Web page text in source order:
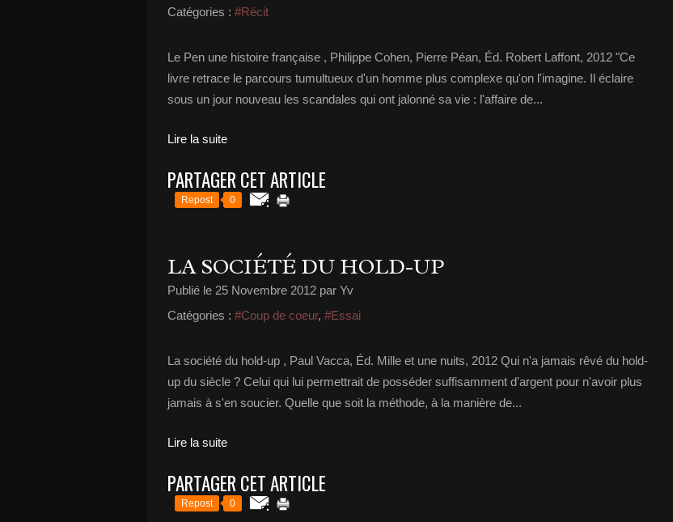
Catégories : #Récit
Le Pen une histoire française , Philippe Cohen, Pierre Péan, Éd. Robert Laffont, 2012 "Ce
livre retrace le parcours tumultueux d'un homme plus complexe qu'on l'imagine. Il éclaire
sous un jour nouveau les scandales qui ont jalonné sa vie : l'affaire de...
Lire la suite
PARTAGER CET ARTICLE
Repost 0
LA SOCIÉTÉ DU HOLD-UP
Publié le 25 Novembre 2012 par Yv
Catégories : #Coup de coeur, #Essai
La société du hold-up , Paul Vacca, Éd. Mille et une nuits, 2012 Qui n'a jamais rêvé du hold-
up du siècle ? Celui qui lui permettrait de posséder suffisamment d'argent pour n'avoir plus
jamais à s'en soucier. Quelle que soit la méthode, à la manière de...
Lire la suite
PARTAGER CET ARTICLE
Repost 0